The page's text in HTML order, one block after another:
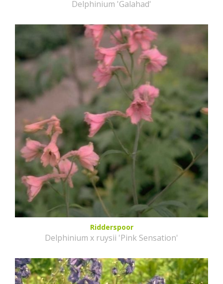
Delphinium 'Galahad'
Ridderspoor
Delphinium x ruysii 'Pink Sensation'